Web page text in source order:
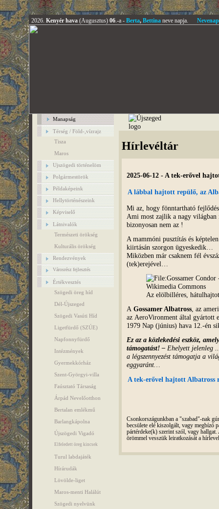
2026. Kenyér hava (Augusztus) 06.-a - Berta, Bettinaneve napja.
Manapság
Térség / Föld-,vízrajz
Tisza
Maros
Ujszögedi történelöm
Polgármestörök
Példaképeink
Hellytörténészeink
Képviselő
Látnivalók
Természeti örökség
Kulturális örökség
Rendezvények
Városrész fejlesztés
Értékvesztés
Szögedi öreg híd
Dél-Újszeged
Szögedi Vasúti Híd
Ligetfürdő (SZÚE)
Napfonnyfürdő
Intézmények
Gyermekkórház
Szent-Györgyi-villa
Faúsztató Társaság
Árpád Nevelőotthon
Bertalan emlékmű
Barlangkápolna
Újszögedi Vigadó
Elfeledett öreg kincsek
Turul labdajáték
Hírárudák
Lövölde-liget
Maros-menti Halálút
Szögedi nyelvünk
Hírlevéltár
2025-06-12 - A tek-erővel
A lábbal hajtott repülő, az
Mi az, hogy fönntartható
Ami most zajlik a nagy világban
bizonyosan nem az !
A mammóni pusztítás és
kiirtásán szorgon ügyeskedik…
Miközben már csaknem fél
(tek)erejével…
Az elölbilléres,
A Gossamer Albatross, az
az AeroVironment által gyártott
1979 Nap (június) hava 12.-én
Ez az a közlekedési eszköz,
támogatást!–Ehelyett jelenleg
a légszennyezést támogatja a
eggyaránt…
A tek-erővel hajtott Albatross
Csonkországunkban a "szabad"-nak
becsülete elé kiszolgált, vagy megbízó
pártérdeke(k) szerint szól, vagy
örömmel vesszük leiratkozását a